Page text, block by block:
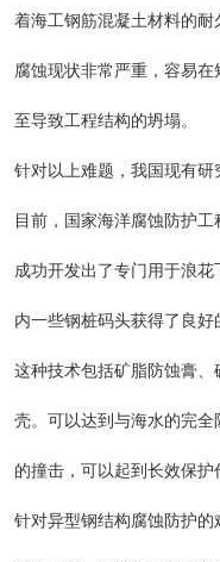
着海工钢筋混凝土材料的
腐蚀现状非常严重，容易
至导致工程结构的坍塌。
针对以上难题，我国现有研
目前，国家海洋腐蚀防护
成功开发出了专门用于浪
内一些钢桩码头获得了良好
这种技术包括矿脂防蚀膏
壳。可以达到与海水的完
的撞击，可以起到长效保护
针对异型钢结构腐蚀防护